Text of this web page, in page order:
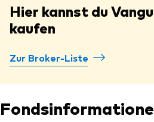
Hier kannst du
kaufen
Zur Broker-Liste